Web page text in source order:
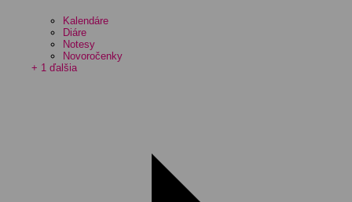
Kalendáre
Diáre
Notesy
Novoročenky
+ 1 ďalšia